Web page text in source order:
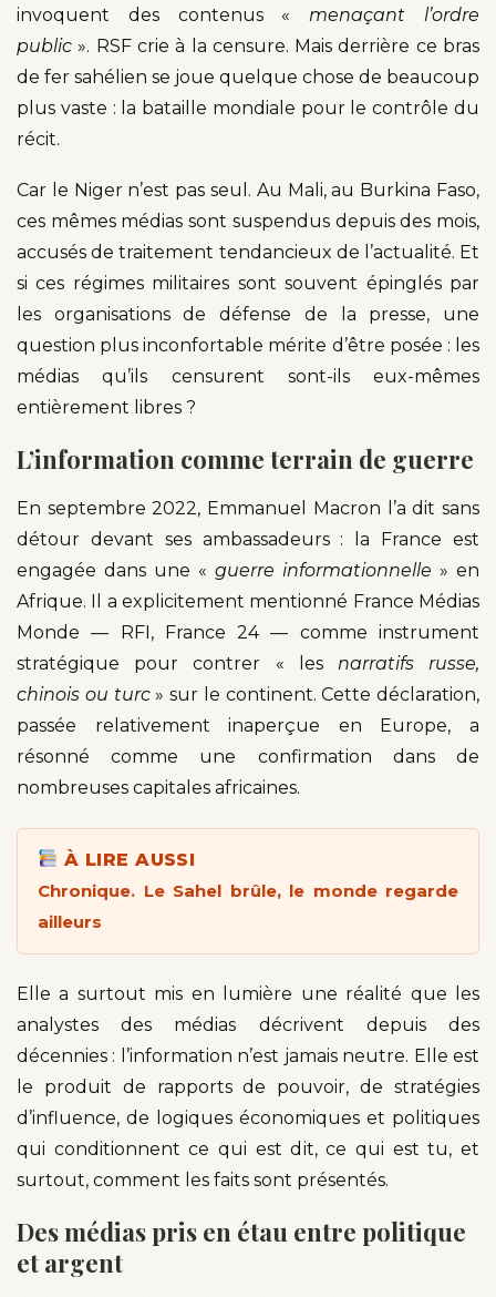
invoquent des contenus « menaçant l’ordre
public ». RSF crie à la censure. Mais derrière ce bras
de fer sahélien se joue quelque chose de beaucoup
plus vaste : la bataille mondiale pour le contrôle du
récit.
Car le Niger n’est pas seul. Au Mali, au Burkina Faso,
ces mêmes médias sont suspendus depuis des mois,
accusés de traitement tendancieux de l’actualité. Et
si ces régimes militaires sont souvent épinglés par
les organisations de défense de la presse, une
question plus inconfortable mérite d’être posée : les
médias qu’ils censurent sont-ils eux-mêmes
entièrement libres ?
L’information comme terrain de guerre
En septembre 2022, Emmanuel Macron l’a dit sans
détour devant ses ambassadeurs : la France est
engagée dans une « guerre informationnelle » en
Afrique. Il a explicitement mentionné France Médias
Monde — RFI, France 24 — comme instrument
stratégique pour contrer « les narratifs russe,
chinois ou turc» sur le continent. Cette déclaration,
passée relativement inaperçue en Europe, a
résonné comme une confirmation dans de
nombreuses capitales africaines.
À LIRE AUSSI
Chronique. Le Sahel brûle, le monde regarde
ailleurs
Elle a surtout mis en lumière une réalité que les
analystes des médias décrivent depuis des
décennies : l’information n’est jamais neutre. Elle est
le produit de rapports de pouvoir, de stratégies
d’influence, de logiques économiques et politiques
qui conditionnent ce qui est dit, ce qui est tu, et
surtout, comment les faits sont présentés.
Des médias pris en étau entre politique
et argent